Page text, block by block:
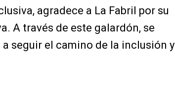
agradece a La Fabril por su
A través de este galardón, se
seguir el camino de la inclusión y